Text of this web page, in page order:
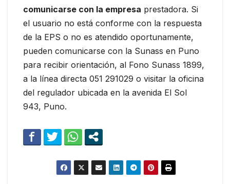
comunicarse con la empresa prestadora. Si
el usuario no está conforme con la respuesta
de la EPS o no es atendido oportunamente,
pueden comunicarse con la Sunass en Puno
para recibir orientación, al Fono Sunass 1899,
a la línea directa 051 291029 o visitar la oficina
del regulador ubicada en la avenida El Sol
943, Puno.